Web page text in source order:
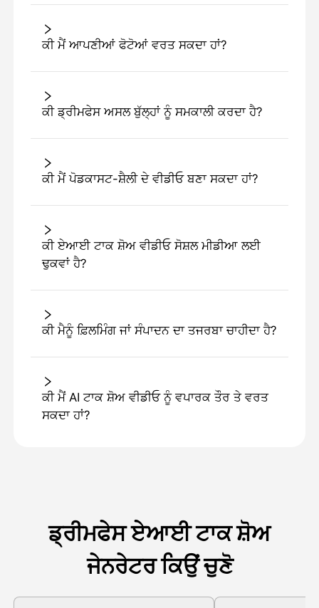
ਕੀ ਮੈਂ ਆਪਣੀਆਂ ਫੋਟੋਆਂ ਵਰਤ ਸਕਦਾ ਹਾਂ?
ਕੀ ਡ੍ਰੀਮਫੇਸ ਅਸਲ ਬੁੱਲ੍ਹਾਂ ਨੂੰ ਸਮਕਾਲੀ ਕਰਦਾ ਹੈ?
ਕੀ ਮੈਂ ਪੋਡਕਾਸਟ-ਸ਼ੈਲੀ ਦੇ ਵੀਡੀਓ ਬਣਾ ਸਕਦਾ ਹਾਂ?
ਕੀ ਏਆਈ ਟਾਕ ਸ਼ੋਅ ਵੀਡੀਓ ਸੋਸ਼ਲ ਮੀਡੀਆ ਲਈ
ਢੁਕਵਾਂ ਹੈ?
ਕੀ ਮੈਨੂੰ ਫ਼ਿਲਮਿੰਗ ਜਾਂ ਸੰਪਾਦਨ ਦਾ ਤਜਰਬਾ ਚਾਹੀਦਾ ਹੈ?
ਕੀ ਮੈਂ AI ਟਾਕ ਸ਼ੋਅ ਵੀਡੀਓ ਨੂੰ ਵਪਾਰਕ ਤੌਰ ਤੇ ਵਰਤ
ਸਕਦਾ ਹਾਂ?
ਡ੍ਰੀਮਫੇਸ ਏਆਈ ਟਾਕ ਸ਼ੋਅ
ਜੇਨਰੇਟਰ ਕਿਉਂ ਚੁਣੋ